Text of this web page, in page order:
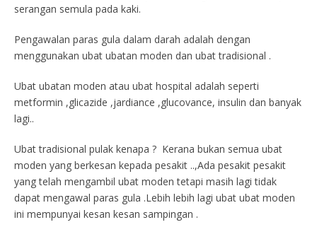
serangan semula pada kaki.
Pengawalan paras gula dalam darah adalah dengan
menggunakan ubat ubatan moden dan ubat tradisional .
Ubat ubatan moden atau ubat hospital adalah seperti
metformin ,glicazide ,jardiance ,glucovance, insulin dan banyak
lagi..
Ubat tradisional pulak kenapa ? Kerana bukan semua ubat
moden yang berkesan kepada pesakit ..,Ada pesakit pesakit
yang telah mengambil ubat moden tetapi masih lagi tidak
dapat mengawal paras gula .Lebih lebih lagi ubat ubat moden
ini mempunyai kesan kesan sampingan .